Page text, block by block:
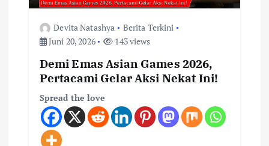
Devita Natashya
Berita Terkini
Juni 20, 2026
143 views
Demi Emas Asian Games 2026,
Pertacami Gelar Aksi Nekat Ini!
Spread the love